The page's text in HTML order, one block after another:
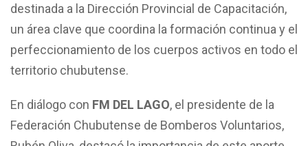
destinada a la Dirección Provincial de Capacitación,
un área clave que coordina la formación continua y el
perfeccionamiento de los cuerpos activos en todo el
territorio chubutense.
En diálogo con FM DEL LAGO, el presidente de la
Federación Chubutense de Bomberos Voluntarios,